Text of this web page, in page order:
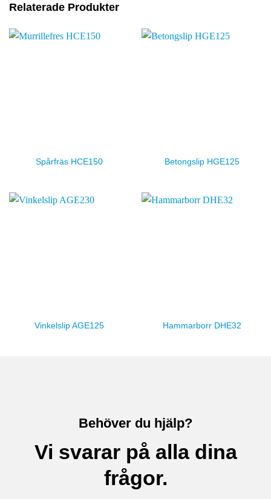
Relaterade Produkter
Spårfräs HCE150 Betongslip HGE125
Vinkelslip AGE125 Hammarborr DHE32
Behöver du hjälp?
Vi svarar på alla dina
frågor.